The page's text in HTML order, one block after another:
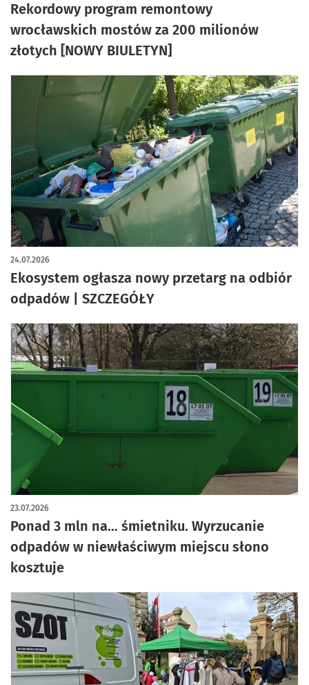
Rekordowy program remontowy
wrocławskich mostów za 200 milionów
złotych [NOWY BIULETYN]
Ekosystem ogłasza nowy przetarg na odbiór
odpadów | SZCZEGÓŁY
24.07.2026
Ponad 3 mln na… śmietniku. Wyrzucanie
odpadów w niewłaściwym miejscu słono
kosztuje
23.07.2026